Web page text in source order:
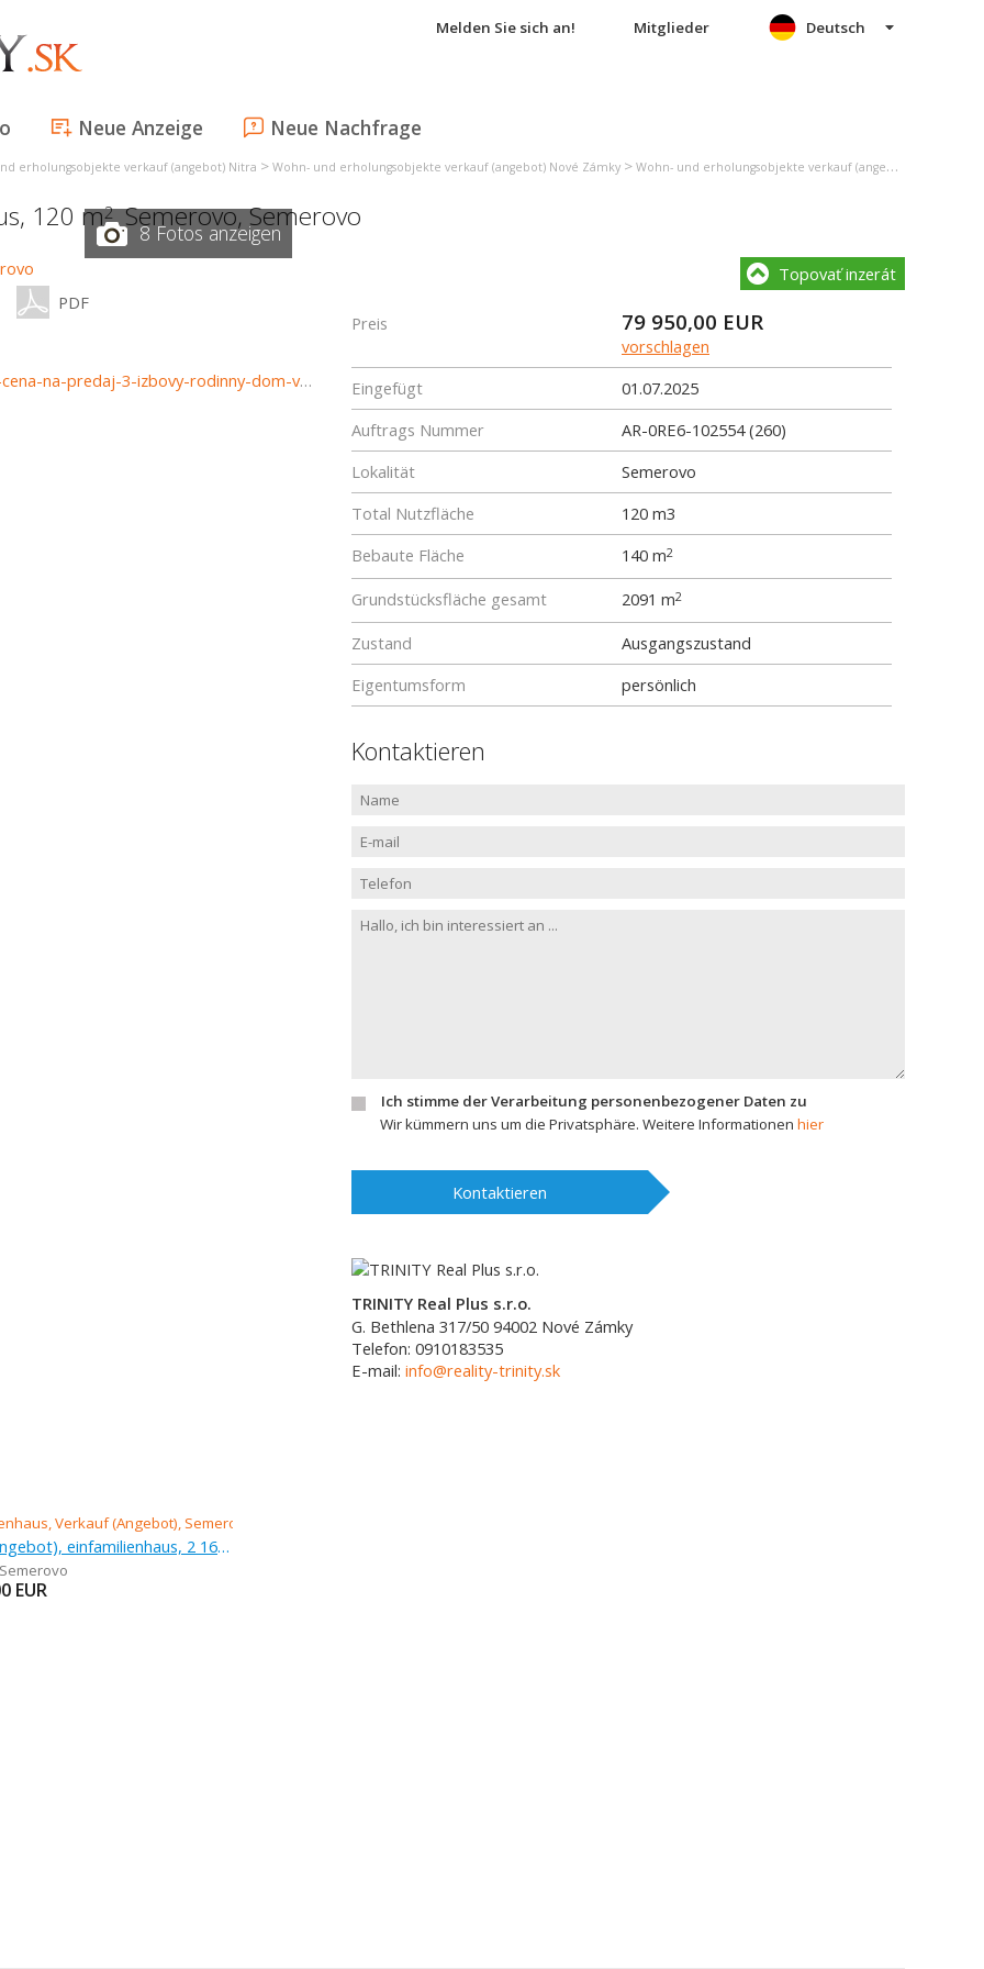
Melden Sie sich an! Mitglieder
Neue Anzeige Neue Nachfrage
Deutsch
erholungsobjekte verkauf (angebot) Nitra > Wohn- und erholungsobjekte verkauf (angebot) Nové Zámky > Wohn- und erholungsobjekte verkauf (angebot) Semerovo
120 m2,Semerovo,Semerovo
8 Fotos anzeigen
PDF
https://www.reality-trinity.sk/nehnutelnost/3768-znizena-cena-na-predaj-3-izbovy-rodinny-dom-v-obci-semerovo
Topovať inzerát
Preis 79 950,00 EUR
vorschlagen
Eingefügt
01.07.2025
Auftrags Nummer
AR-0RE6-102554 (260)
Lokalität
Semerovo
Total Nutzfläche
120 m3
Bebaute Fläche
140 m2
Grundstücksfläche gesamt 2091 m2
Zustand
Ausgangszustand
Eigentumsform
persönlich
Kontaktieren
Ich stimme der Verarbeitung personenbezogener Daten zu
Wir kümmern uns um die Privatsphäre. Weitere Informationen hier
Kontaktieren
TRINITY Real Plus s.r.o.
G. Bethlena 317/50 94002 Nové Zámky
Telefon: 0910183535
E-mail: info@reality-trinity.sk
Verkauf (Angebot), einfamilienhaus, 2 161 m
Semerovo
EUR